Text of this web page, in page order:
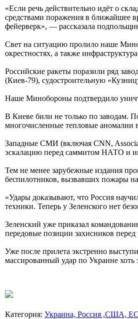
«Если речь действительно идёт о
средствами поражения в ближайшее
фейерверк», — рассказала
Свет на ситуацию пролило наше
окрестностях, а также
Российские ракеты поразили ряд
(Киев-79), судостроительную
Наше Минобороны подтвердило
В Киеве били не только по заводам.
многочисленные тепловые аномалии
Западные СМИ (включая CNN,
эскалацию перед саммитом НАТО и
Тем не менее зарубежные издания
беспилотников, вызвавших пожары
«Удары доказывают, что Россия
техники. Теперь у Зеленского нет
Зеленский уже приказал
передовые позиции захисников
Уже после прилета экстренно
массированный удар по Украине хоть
Категория: Украина, Россия ,США,